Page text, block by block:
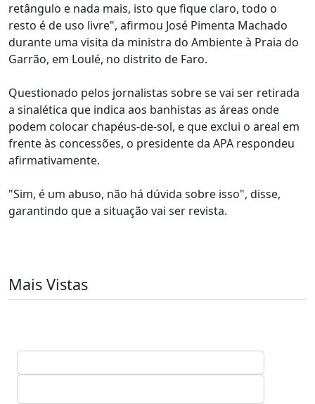
retângulo e nada mais, isto que fique claro, todo o
resto é de uso livre", afirmou José Pimenta Machado
durante uma visita da ministra do Ambiente à Praia do
Garrão, em Loulé, no distrito de Faro.
Questionado pelos jornalistas sobre se vai ser retirada
a sinalética que indica aos banhistas as áreas onde
podem colocar chapéus-de-sol, e que exclui o areal em
frente às concessões, o presidente da APA respondeu
afirmativamente.
"Sim, é um abuso, não há dúvida sobre isso", disse,
garantindo que a situação vai ser revista.
Mais Vistas